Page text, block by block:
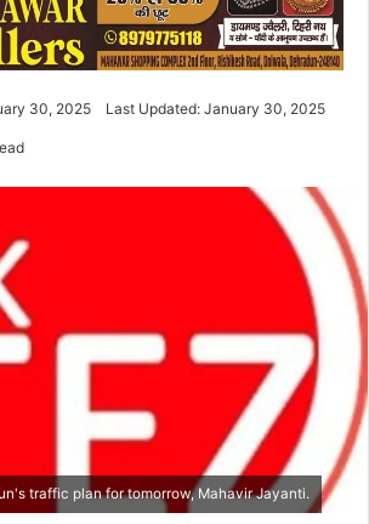
30, 2025 Last Updated: January 30, 2025
traffic plan for tomorrow, Mahavir Jayanti.